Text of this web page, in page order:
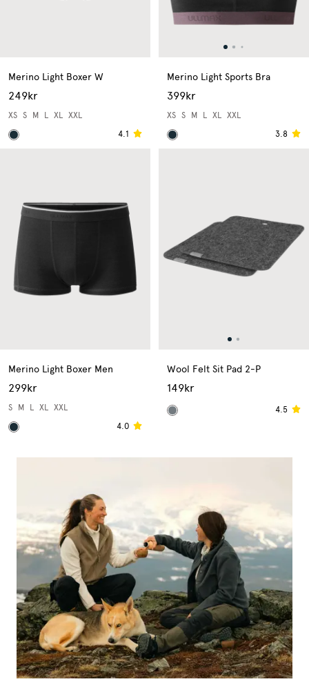
Merino Light Boxer W
249kr
XS S M L XL XXL
4.1
Merino Light Sports Bra
399kr
XS S M L XL XXL
3.8
Merino Light Boxer Men
299kr
S M L XL XXL
4.0
Wool Felt Sit Pad 2-P
149kr
4.5